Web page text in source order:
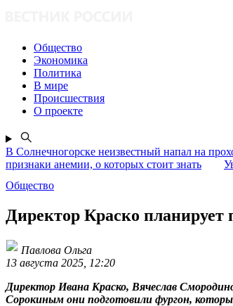
Общество
Экономика
Политика
В мире
Происшествия
О проекте
В Солнечногорске неизвестный напал на
признаки анемии, о которых стоит знать
Общество
Директор Краско
Павлова Ольга
13 августа 2025, 12:20
Директор Ивана Краско, Вячеслав
Сорокиным они подготовили фургон,